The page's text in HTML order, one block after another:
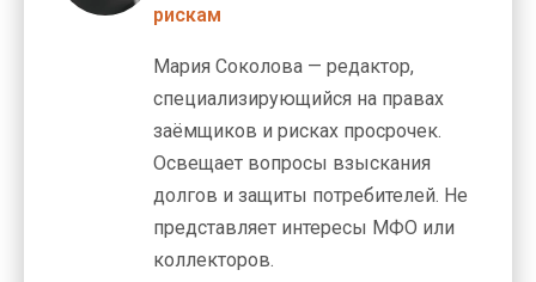
рискам
Мария Соколова — редактор,
специализирующийся на правах
заёмщиков и рисках просрочек.
Освещает вопросы взыскания
долгов и защиты потребителей. Не
представляет интересы МФО или
коллекторов.